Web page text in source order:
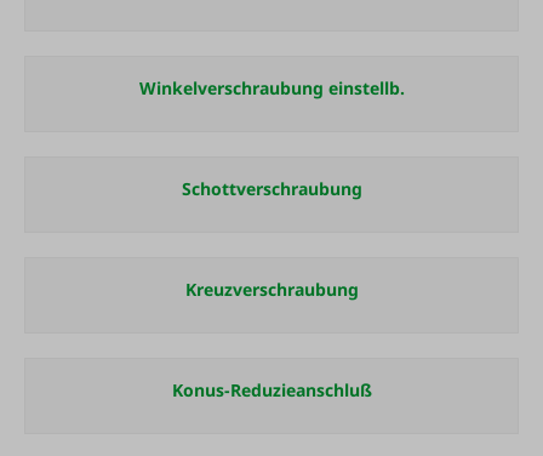
Winkelverschraubung einstellb.
Schottverschraubung
Kreuzverschraubung
Konus-Reduzieanschluß